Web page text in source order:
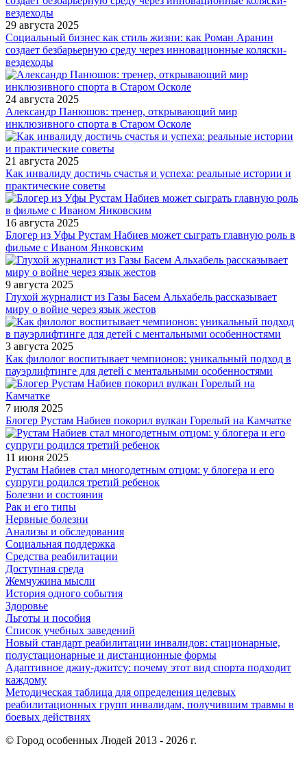
29 августа 2025
Социальный бизнес как стиль жизни: как Роман Аранин
создает безбарьерную среду через инновационные коляски-
вездеходы
24 августа 2025
Александр Панюшов: тренер, открывающий мир
инклюзивного спорта в Старом Осколе
21 августа 2025
Как инвалиду достичь счастья и успеха: реальные истории и
практические советы
16 августа 2025
Блогер из Уфы Рустам Набиев может сыграть главную роль в
фильме с Иваном Янковским
9 августа 2025
Глухой журналист из Газы Басем Альхабель рассказывает
миру о войне через язык жестов
3 августа 2025
Как филолог воспитывает чемпионов: уникальный подход в
пауэрлифтинге для детей с ментальными особенностями
7 июля 2025
Блогер Рустам Набиев покорил вулкан Горелый на Камчатке
11 июня 2025
Рустам Набиев стал многодетным отцом: у блогера и его
супруги родился третий ребенок
Болезни и состояния
Рак и его типы
Нервные болезни
Анализы и обследования
Социальная поддержка
Средства реабилитации
Доступная среда
Жемчужина мысли
История одного события
Здоровье
Льготы и пособия
Список учебных заведений
Новый стандарт реабилитации инвалидов: стационарные,
полустационарные и дистанционные формы
Адаптивное джиу-джитсу: почему этот вид спорта подходит
каждому
Методическая таблица для определения целевых
реабилитационных групп инвалидам, получившим травмы в
боевых действиях
© Город особенных Людей 2013 - 2026 г.